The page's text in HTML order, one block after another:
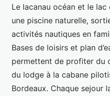
Le lacanau océan et le
une piscine naturelle,
activités nautiques en
Bases de loisirs et plan
permettent de profiter du
du lodge à la cabane
Bordeaux. Chaque sejour